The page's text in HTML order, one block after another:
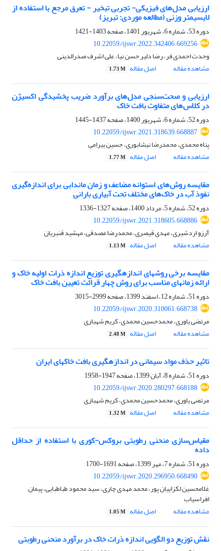
ارزیابی مدل‌های فیزیکی- تجربی تبخیر - تعرق مرجع با استفاده از
لایسیمتر وزنی (مطالعه موردی: تبریز)
دوره 53، شماره 6، شهریور 1401، صفحه
1403-1421
10.22059/ijswr.2022.342406.669256
وحدت احمدی فر، رضا دلیر حسن نیا، علی اشرف صدرالدینی
مشاهده مقاله
اصل مقاله 1.73 M
ارزیابی و صحت‌سنجی مدل‌های برآورد ضریب پخشیدگی اکسیژن
در کلاس‌های متفاوت بافت خاک
دوره 52، شماره 6، شهریور 1400، صفحه
1437-1445
10.22059/ijswr.2021.318639.668887
پناه محمدی، محمدرضا نیشابوری، حسین بیرامی
مشاهده مقاله
اصل مقاله 1.77 M
مقایسه روش‌های استوانه مضاعف و زمان ماندابی برای اندازه‌گیری
نفوذ آب در خاک‌های مختلف تحت آبیاری بارانی
دوره 52، شماره 5، مرداد 1400، صفحه
1327-1336
10.22059/ijswr.2021.318605.668886
آرزو اردشیری، مهدی قیصری، محمدرضا مصدقی، مهشید قنبریان
مشاهده مقاله
اصل مقاله 1.13 M
مقایسه برخی روش‏های اندازه‏گیری توزیع اندازه ذرات اولیه خاک و
ارائه زمان‏های مناسب برای روش چهار قرائت تعیین بافت خاک
دوره 51، شماره 12، اسفند 1399، صفحه
2999-3015
10.22059/ijswr.2020.310061.668738
مرتضی یاوری، محمدحسین محمدی، کریم شهبازی
مشاهده مقاله
اصل مقاله 2.48 M
تاثیر حذف مواد سیمانی در اندازه‏گیری بافت خاکهای ایران
دوره 51، شماره 8، آبان 1399، صفحه
1947-1958
10.22059/ijswr.2020.280297.668188
مرتضی یاوری، محمدحسین محمدی، کریم شهبازی
مشاهده مقاله
اصل مقاله 1.32 M
مقیاس‌سازی منحنی رطوبتی بروکس-کوری با استفاده از حداقل
داده
دوره 51، شماره 7، مهر 1399، صفحه
1691-1700
10.22059/ijswr.2020.296950.668490
غلامحسین لکزاییان پور، محمد مهدی چاری، سید محمود طباطبایی، پیمان
افراسیاب
مشاهده مقاله
اصل مقاله 1.05 M
نقش توزیع دو الگویی اندازه ذرات خاک در برآورد منحنی رطوبتی